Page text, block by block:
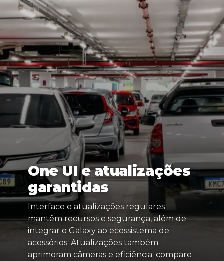
One UI e atualizações
garantidas
Interface e atualizações regulares
mantêm recursos e segurança, além de
integrar o Galaxy ao ecossistema de
acessórios. Atualizações também
aprimoram câmeras e eficiência; compare